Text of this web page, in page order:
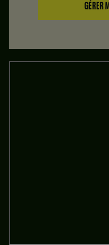
GÉRER